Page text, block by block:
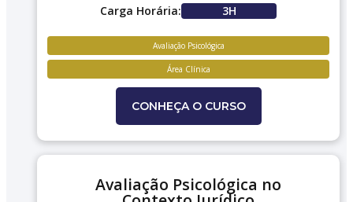
Carga Horária: 3H
Avaliação Psicológica
Área Clínica
CONHEÇA O CURSO
Avaliação Psicológica no